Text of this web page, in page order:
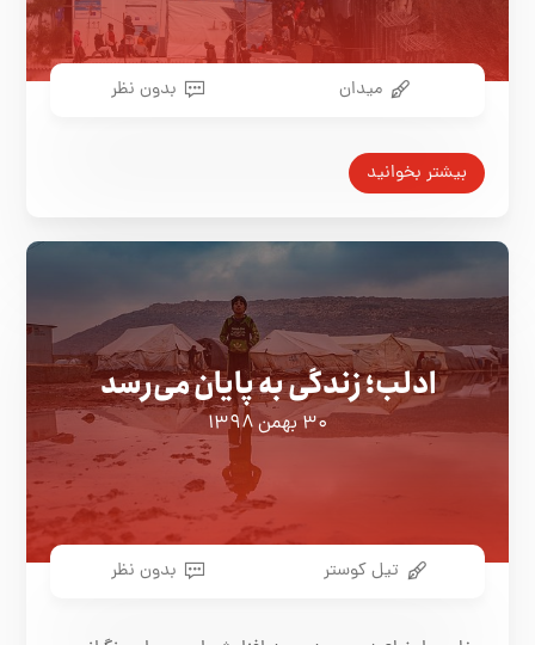
میدان بدون نظر
بیشتر بخوانید
ادلب؛ زندگی به پایان می‌رسد
۳۰ بهمن ۱۳۹۸
تیل کوستر بدون نظر